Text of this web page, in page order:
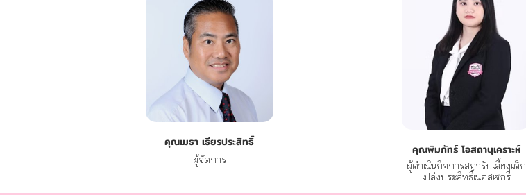
คุณเมธา เธียรประสิทธิ์
ผู้จัดการ
คุณพิมภัทร์ โอสถานุเคราะห์
ผู้ดำเนินกิจการสถารับเลี้ยงเด็ก
เปล่งประสิทธิ์เนอสเซอรี่